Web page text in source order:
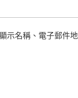
示名稱、電子郵件